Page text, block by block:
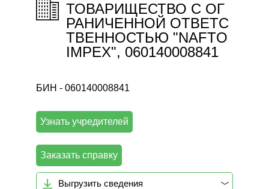
ТОВАРИЩЕСТВО С ОГ
РАНИЧЕННОЙ ОТВЕТС
ТВЕННОСТЬЮ "NAFTO
IMPEX", 060140008841
БИН - 060140008841
Узнать учредителей
Заказать справку
Выгрузить сведения